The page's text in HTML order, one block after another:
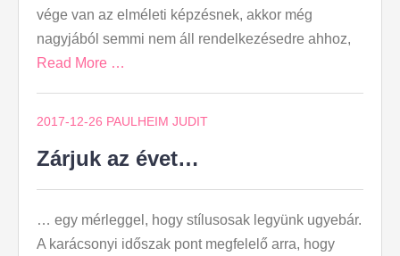
vége van az elméleti képzésnek, akkor még
nagyjából semmi nem áll rendelkezésedre ahhoz,
Read More …
2017-12-26 PAULHEIM JUDIT
Zárjuk az évet…
… egy mérleggel, hogy stílusosak legyünk ugyebár.
A karácsonyi időszak pont megfelelő arra, hogy